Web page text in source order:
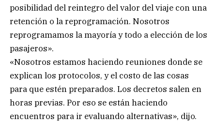
posibilidad del reintegro del valor del viaje con una
retención o la reprogramación. Nosotros
reprogramamos la mayoría y todo a elección de los
pasajeros».
«Nosotros estamos haciendo reuniones donde se
explican los protocolos, y el costo de las cosas
para que estén preparados. Los decretos salen en
horas previas. Por eso se están haciendo
encuentros para ir evaluando alternativas», dijo.